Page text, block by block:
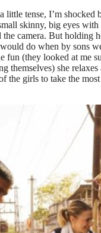
little tense, I’m shocked
skinny, big eyes
the camera. But holding
do when by sons
fun (they looked at me
themselves) she
the girls to take the